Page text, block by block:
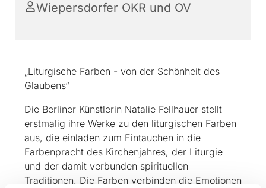
Wiepersdorfer OKR und OV
„Liturgische Farben - von der Schönheit des
Glaubens“
Die Berliner Künstlerin Natalie Fellhauer stellt
erstmalig ihre Werke zu den liturgischen Farben
aus, die einladen zum Eintauchen in die
Farbenpracht des Kirchenjahres, der Liturgie
und der damit verbunden spirituellen
Traditionen. Die Farben verbinden die Emotionen